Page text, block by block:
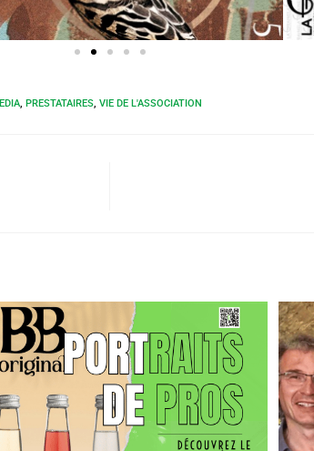
, PRESTATAIRES, VIE DE L'ASSOCIATION